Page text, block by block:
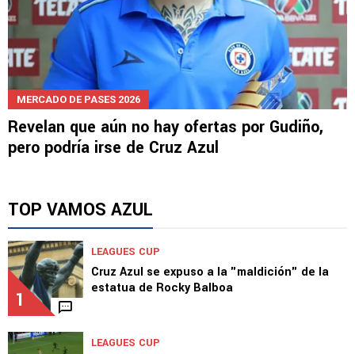
MERCADO DE PASES 2026
Revelan que aún no hay ofertas por Gudiño,
pero podría irse de Cruz Azul
TOP VAMOS AZUL
1
LEAGUES CUP
Cruz Azul se expuso a la "maldición" de la
estatua de Rocky Balboa
LEAGUES CUP